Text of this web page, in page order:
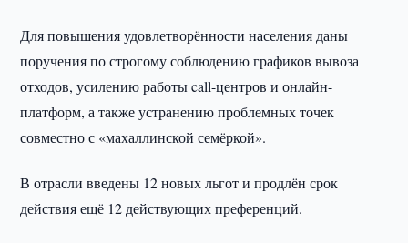
Для повышения удовлетворённости населения даны
поручения по строгому соблюдению графиков вывоза
отходов, усилению работы call-центров и онлайн-
платформ, а также устранению проблемных точек
совместно с «махаллинской семёркой».
В отрасли введены 12 новых льгот и продлён срок
действия ещё 12 действующих преференций.